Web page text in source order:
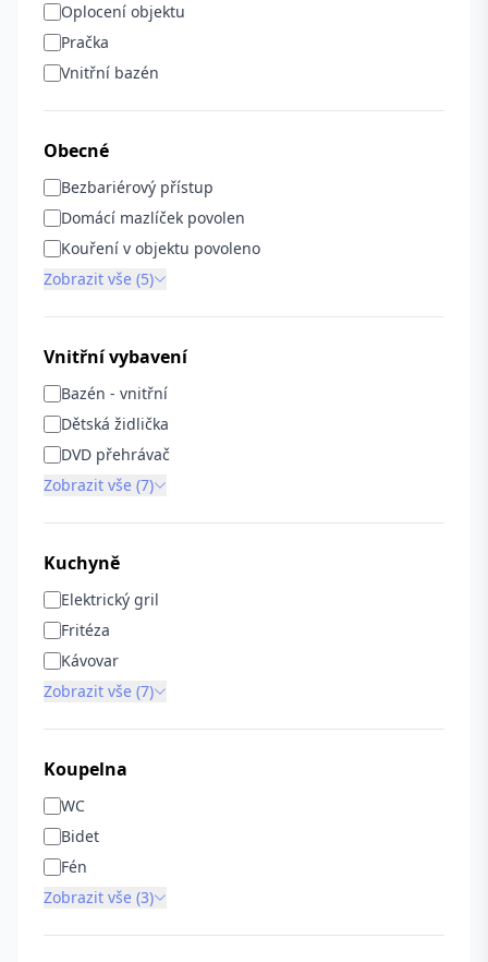
Oplocení objektu
Pračka
Vnitřní bazén
Obecné
Bezbariérový přístup
Domácí mazlíček povolen
Kouření v objektu povoleno
Zobrazit vše (5)
Vnitřní vybavení
Bazén - vnitřní
Dětská židlička
DVD přehrávač
Zobrazit vše (7)
Kuchyně
Elektrický gril
Fritéza
Kávovar
Zobrazit vše (7)
Koupelna
WC
Bidet
Fén
Zobrazit vše (3)